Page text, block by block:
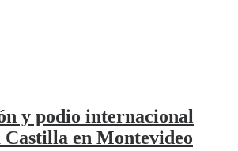
y podio internacional
en Montevideo